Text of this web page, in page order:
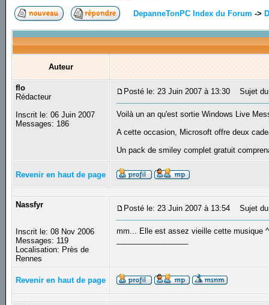
DepanneTonPC Index du Forum ->
Auteur
flo
Rédacteur
Inscrit le: 06 Juin 2007
Messages: 186
Posté le: 23 Juin 2007 à 13:30 Sujet du
Voilà un an qu'est sortie Windows Live
A cette occasion, Microsoft offre deux
Un pack de smiley complet gratuit
Revenir en haut de page
Nassfyr
Inscrit le: 08 Nov 2006
Messages: 119
Localisation: Près de
Rennes
Posté le: 23 Juin 2007 à 13:54 Sujet
mm... Elle est assez vieille cette musique
Revenir en haut de page